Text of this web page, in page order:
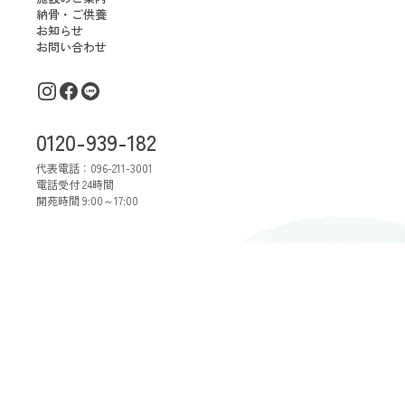
納骨・ご供養
お知らせ
お問い合わせ
0120-939-182
代表電話： 096-211-3001
電話受付 24時間
開苑時間 9:00～17:00